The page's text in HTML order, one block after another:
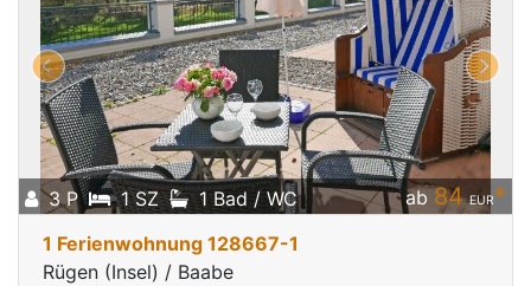
3 P 1 SZ 1 Bad / WC ab 84 EUR*
1 Ferienwohnung 128667-1
Rügen (Insel) / Baabe